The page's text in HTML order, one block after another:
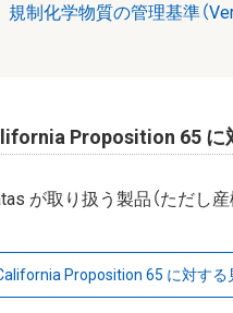
規制化学物質の管理基準（
Proposition 65 に
が取り扱う製品（ただし
Proposition 65 に対する